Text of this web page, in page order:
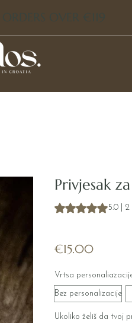
Privjesak
Rating is 5.0 out5.0 | 2
€15.00Price
Vrtsa
Bez personalizacije
Ukoliko želiš da tvoj